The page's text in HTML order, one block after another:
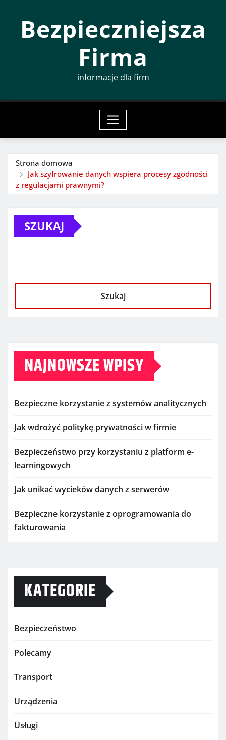
Bezpieczniejsza
Firma
informacje dla firm
Strona domowa
Jak szyfrowanie danych wspiera procesy zgodności
z regulacjami prawnymi?
SZUKAJ
Szukaj
NAJNOWSZE WPISY
Bezpieczne korzystanie z systemów analitycznych
Jak wdrożyć politykę prywatności w firmie
Bezpieczeństwo przy korzystaniu z platform e-
learningowych
Jak unikać wycieków danych z serwerów
Bezpieczne korzystanie z oprogramowania do
fakturowania
KATEGORIE
Bezpieczeństwo
Polecamy
Transport
Urządzenia
Usługi